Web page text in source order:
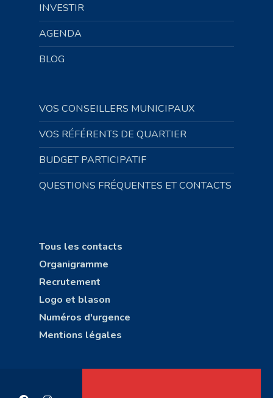
INVESTIR
AGENDA
BLOG
VOS CONSEILLERS MUNICIPAUX
VOS RÉFÉRENTS DE QUARTIER
BUDGET PARTICIPATIF
QUESTIONS FRÉQUENTES ET CONTACTS
Tous les contacts
Organigramme
Recrutement
Logo et blason
Numéros d'urgence
Mentions légales